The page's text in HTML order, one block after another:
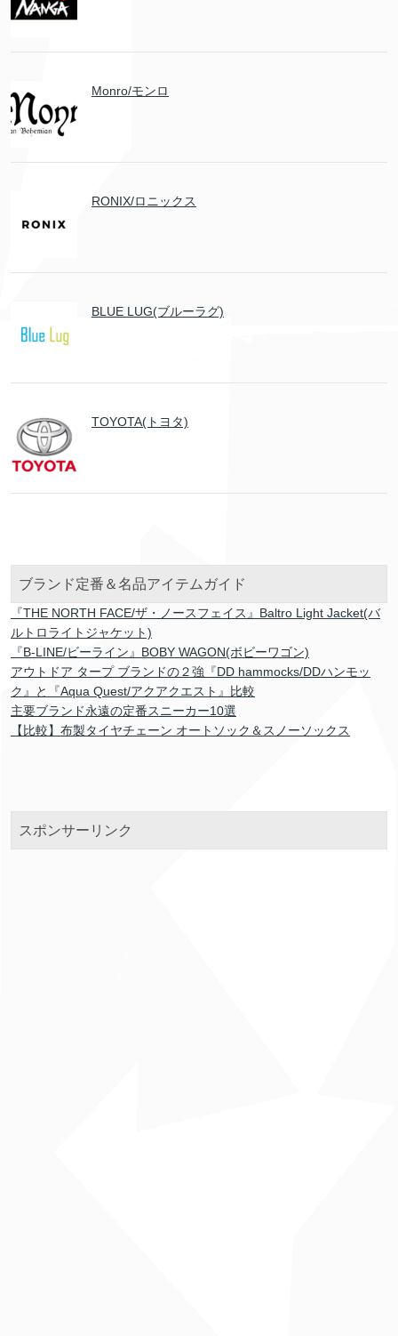
Monro/モンロ
RONIX/ロニックス
BLUE LUG(ブルーラグ)
TOYOTA(トヨタ)
ブランド定番＆名品アイテムガイド
『THE NORTH FACE/ザ・ノースフェイス』Baltro Light Jacket(バ
ルトロライトジャケット)
『B-LINE/ビーライン』BOBY WAGON(ボビーワゴン)
アウトドア タープ ブランドの２強『DD hammocks/DDハンモッ
ク』と『Aqua Quest/アクアクエスト』比較
主要ブランド永遠の定番スニーカー10選
【比較】布製タイヤチェーン オートソック＆スノーソックス
スポンサーリンク